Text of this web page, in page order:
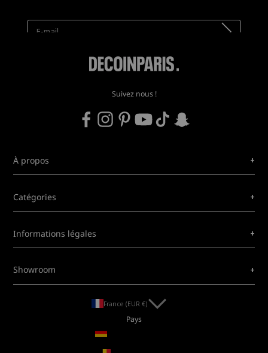
Suivez nous !
À propos +
Catégories +
Informations légales +
Showroom +
France (EUR €)
Pays